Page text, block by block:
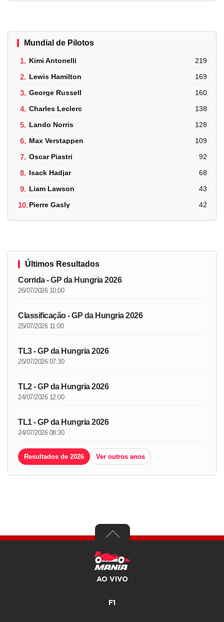
Mundial de Pilotos
1. Kimi Antonelli 219
2. Lewis Hamilton 169
3. George Russell 160
4. Charles Leclerc 138
5. Lando Norris 128
6. Max Verstappen 109
7. Oscar Piastri 92
8. Isack Hadjar 68
9. Liam Lawson 43
10.Pierre Gasly 42
Últimos Resultados
Corrida - GP da Hungria 2026
26/07/2026 10:00
Classificação - GP da Hungria 2026
25/07/2026 11:00
TL3 - GP da Hungria 2026
25/07/2026 07:30
TL2 - GP da Hungria 2026
24/07/2026 12:00
TL1 - GP da Hungria 2026
24/07/2026 08:30
Resultados de 2026 Ver outros anos
AO VIVO
F1